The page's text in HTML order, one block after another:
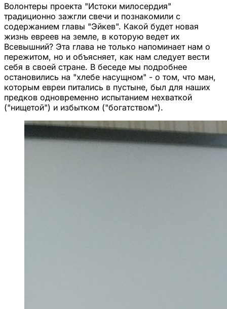
Волонтеры проекта "Истоки милосердия"
традиционно зажгли свечи и познакомили с
содержанием главы "Эйкев". Какой будет новая
жизнь евреев на земле, в которую ведет их
Всевышний? Эта глава не только напоминает нам о
пережитом, но и объясняет, как нам следует вести
себя в своей стране. В беседе мы подробнее
остановились на "хлебе насущном" - о том, что ман,
которым евреи питались в пустыне, был для наших
предков одновременно испытанием нехваткой
("нищетой") и избытком ("богатством").